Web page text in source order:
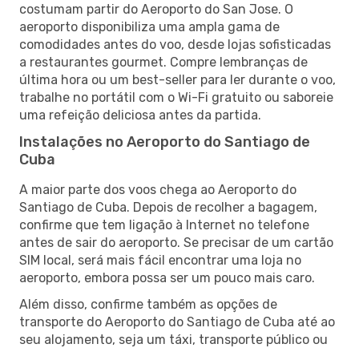
costumam partir do Aeroporto do San Jose. O
aeroporto disponibiliza uma ampla gama de
comodidades antes do voo, desde lojas sofisticadas
a restaurantes gourmet. Compre lembranças de
última hora ou um best-seller para ler durante o voo,
trabalhe no portátil com o Wi-Fi gratuito ou saboreie
uma refeição deliciosa antes da partida.
Instalações no Aeroporto do Santiago de
Cuba
A maior parte dos voos chega ao Aeroporto do
Santiago de Cuba. Depois de recolher a bagagem,
confirme que tem ligação à Internet no telefone
antes de sair do aeroporto. Se precisar de um cartão
SIM local, será mais fácil encontrar uma loja no
aeroporto, embora possa ser um pouco mais caro.
Além disso, confirme também as opções de
transporte do Aeroporto do Santiago de Cuba até ao
seu alojamento, seja um táxi, transporte público ou